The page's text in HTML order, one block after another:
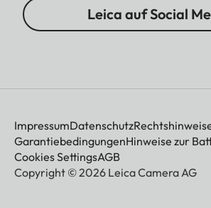
Leica auf Social
ImpressumDatenschutz
GarantiebedingungenHinweise zur
Cookies SettingsAGB
Copyright © 2026 Leica Camera AG